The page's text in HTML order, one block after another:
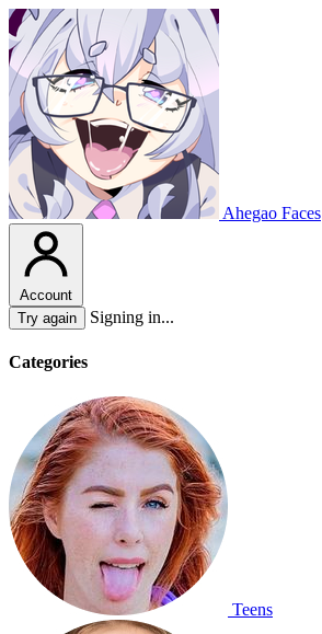
Ahegao Faces
Account
Try again
Signing in...
Categories
Teens